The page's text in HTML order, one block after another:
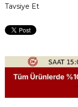
Tavsiye Et